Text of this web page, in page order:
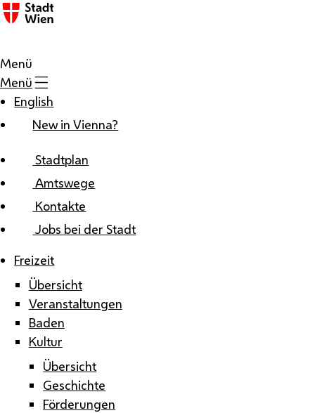
Zum Inhalt
Menü
Menü
English
New in Vienna?
Stadtplan
Amtswege
Kontakte
Jobs bei der Stadt
Freizeit
Übersicht
Veranstaltungen
Baden
Kultur
Übersicht
Geschichte
Förderungen